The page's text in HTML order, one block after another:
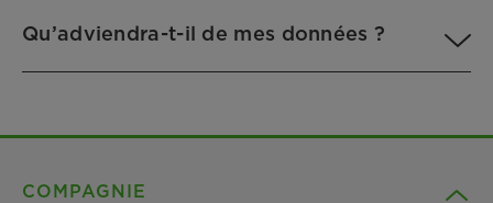
Qu’adviendra-t-il de mes données ?
COMPAGNIE